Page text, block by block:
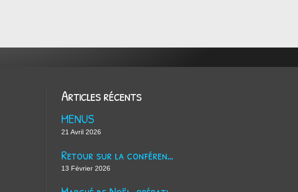
Articles récents
MENUS
21 Avril 2026
Retour sur la conférence sur le harcèlement scolaire !
13 Février 2026